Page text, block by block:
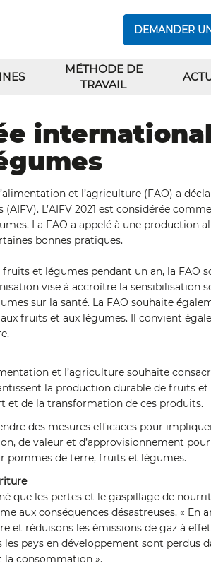
DEMANDER
MÉTHODE DE
TRAVAIL
et l’agriculture (FAO) a
L’AIFV 2021 est considérée
La FAO a appelé à une production
bonnes pratiques.
et légumes pendant un an, la FAO
vise à accroître la sensibilisation
sur la santé. La FAO souhaite
fruits et aux légumes. Il convient
et l’agriculture souhaite
la production durable de fruits et
et de la transformation de ces produits.
des mesures efficaces pour
de valeur et d’approvisionnement
pommes de terre, fruits et légumes.
que les pertes et le gaspillage de
aux conséquences désastreuses. « En
et réduisons les émissions de gaz à effet
pays en développement sont perdus
la consommation ».